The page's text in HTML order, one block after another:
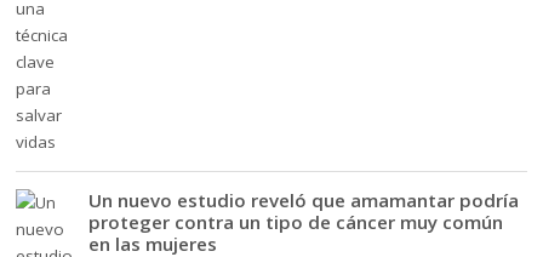
Un nuevo estudio reveló que amamantar podría
proteger contra un tipo de cáncer muy común
en las mujeres